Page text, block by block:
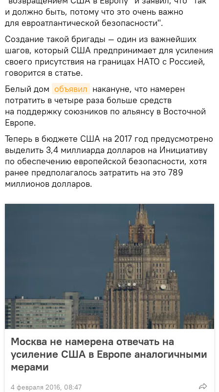
и должно быть, потому что это очень важно
для евроатлантической безопасности".
Создание такой бригады — один из важнейших
шагов, который США предпринимает для усиления
своего присутствия на границах НАТО с Россией,
говорится в статье.
Белый дом объявил накануне, что намерен
потратить в четыре раза больше средств
на поддержку союзников по альянсу в Восточной
Европе.
Теперь в бюджете США на 2017 год предусмотрено
выделить 3,4 миллиарда долларов на Инициативу
по обеспечению европейской безопасности, хотя
ранее предполагалось затратить на это 789
миллионов долларов.
Москва не намерена отвечать на
усиление США в Европе аналогичными
мерами
4 февраля 2016, 08:47